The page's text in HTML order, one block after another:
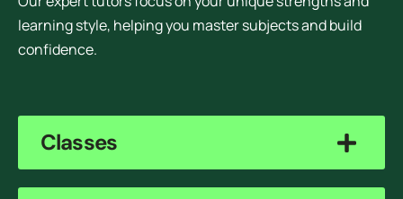
learning style, helping you master subjects and build
confidence.
Classes